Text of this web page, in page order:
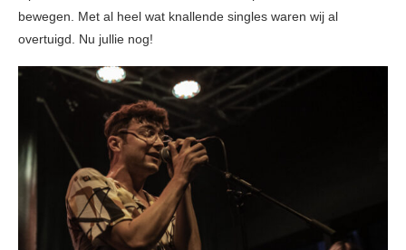
bewegen. Met al heel wat knallende singles waren wij al
overtuigd. Nu jullie nog!